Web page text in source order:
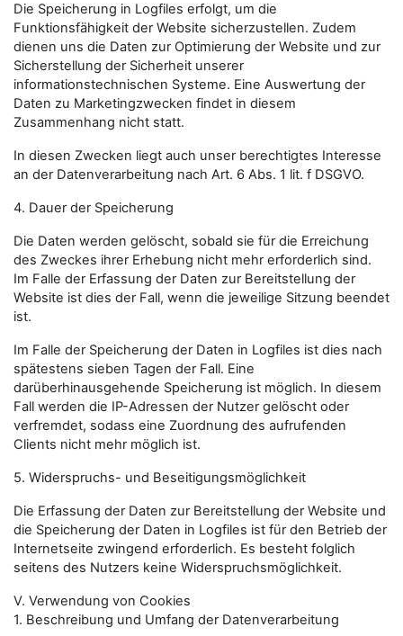
Die Speicherung in Logfiles erfolgt, um die
Funktionsfähigkeit der Website sicherzustellen. Zudem
dienen uns die Daten zur Optimierung der Website und zur
Sicherstellung der Sicherheit unserer
informationstechnischen Systeme. Eine Auswertung der
Daten zu Marketingzwecken findet in diesem
Zusammenhang nicht statt.
In diesen Zwecken liegt auch unser berechtigtes Interesse
an der Datenverarbeitung nach Art. 6 Abs. 1 lit. f DSGVO.
4. Dauer der Speicherung
Die Daten werden gelöscht, sobald sie für die Erreichung
des Zweckes ihrer Erhebung nicht mehr erforderlich sind.
Im Falle der Erfassung der Daten zur Bereitstellung der
Website ist dies der Fall, wenn die jeweilige Sitzung beendet
ist.
Im Falle der Speicherung der Daten in Logfiles ist dies nach
spätestens sieben Tagen der Fall. Eine
darüberhinausgehende Speicherung ist möglich. In diesem
Fall werden die IP-Adressen der Nutzer gelöscht oder
verfremdet, sodass eine Zuordnung des aufrufenden
Clients nicht mehr möglich ist.
5. Widerspruchs- und Beseitigungsmöglichkeit
Die Erfassung der Daten zur Bereitstellung der Website und
die Speicherung der Daten in Logfiles ist für den Betrieb der
Internetseite zwingend erforderlich. Es besteht folglich
seitens des Nutzers keine Widerspruchsmöglichkeit.
V. Verwendung von Cookies
1. Beschreibung und Umfang der Datenverarbeitung